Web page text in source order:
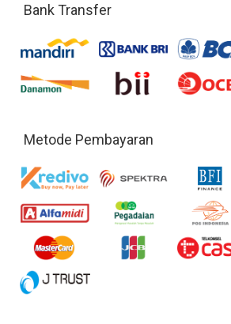
Bank Transfer
Metode Pembayaran